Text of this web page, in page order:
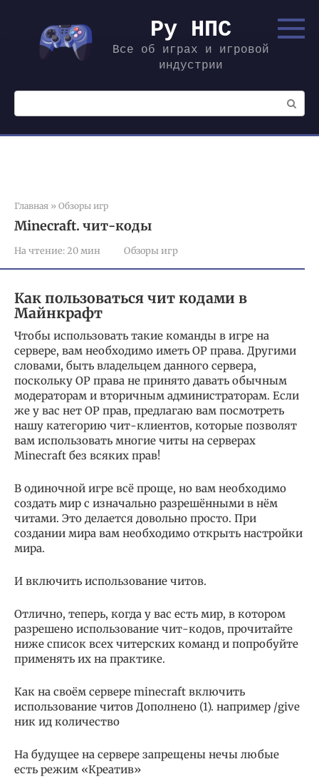
контенту
Ру НПС
Все об играх и игровой
индустрии
Поиск:
Главная » Обзоры игр
Minecraft. чит-коды
На чтение: 20 мин Обзоры игр
Как пользоваться чит кодами в
Майнкрафт
Чтобы использовать такие команды в игре на
сервере, вам необходимо иметь OP права. Другими
словами, быть владельцем данного сервера,
поскольку OP права не принято давать обычным
модераторам и вторичным администраторам. Если
же у вас нет OP прав, предлагаю вам посмотреть
нашу категорию чит-клиентов, которые позволят
вам использовать многие читы на серверах
Minecraft без всяких прав!
В одиночной игре всё проще, но вам необходимо
создать мир с изначально разрешёнными в нём
читами. Это делается довольно просто. При
создании мира вам необходимо открыть настройки
мира.
И включить использование читов.
Отлично, теперь, когда у вас есть мир, в котором
разрешено использование чит-кодов, прочитайте
ниже список всех читерских команд и попробуйте
применять их на практике.
Как на своём сервере minecraft включить
использование читов Дополнено (1). например /give
ник ид количество
На будущее на сервере запрещены нечы любые
есть режим «Креатив»